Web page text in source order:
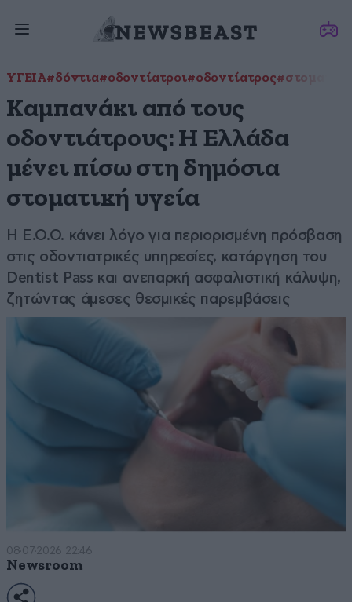
ΥΓΕΙΑ#δόντια#οδοντίατροι#οδοντίατρος
Καμπανάκι από τους
οδοντιάτρους: Η Ελλάδα
μένει πίσω στη δημόσια
στοματική υγεία
Η Ε.Ο.Ο. κάνει λόγο για περιορισμένη πρόσβαση
στις οδοντιατρικές υπηρεσίες, κατάργηση του
Dentist Pass και ανεπαρκή ασφαλιστική κάλυψη,
ζητώντας άμεσες θεσμικές παρεμβάσεις
08·07·2026 22:46
Newsroom